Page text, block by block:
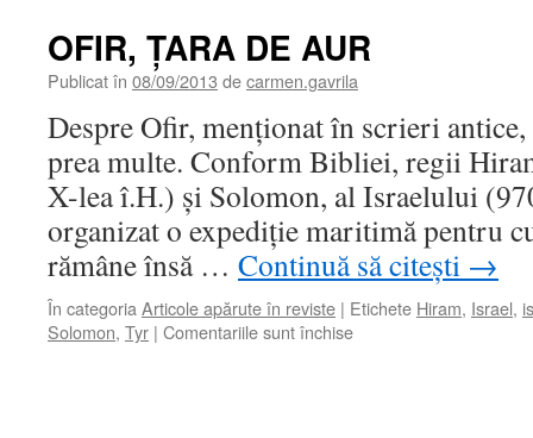
OFIR, ŢARA DE AUR
Publicat în 08/09/2013 decarmen.gavrila
Despre Ofir, menţionat în scrieri antice,
prea multe. Conform Bibliei, regii
X-lea î.H.) şi Solomon, al Israelului
organizat o expediţie maritimă pentru
rămâne însă … Continuă să citești →
În categoria Articole apărute în reviste | Etichete Hiram, Israel,
Solomon, Tyr | Comentariile sunt închisepentru